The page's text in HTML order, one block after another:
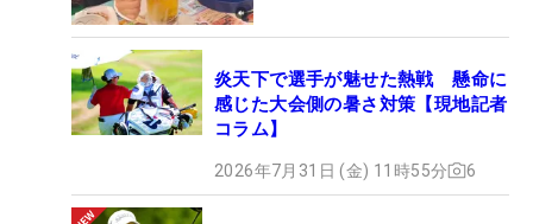
炎天下で選手が魅せた熱戦 懸命に
感じた大会側の暑さ対策【現地記者
コラム】
2026年7月31日 (金) 11時55分 6